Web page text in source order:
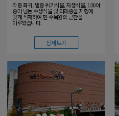
각종 희귀, 멸종 위기식물, 자생식물, 100여
종이 넘는 수생식물 및 외래종을 지형에
맞게 식재하여 현 수목원의 근간을
이루었습니다.
상세보기